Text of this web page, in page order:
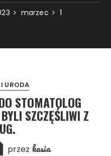
marzec 1
URODA
STOMATOLOG
SZCZĘŚLIWI Z
przez kasia